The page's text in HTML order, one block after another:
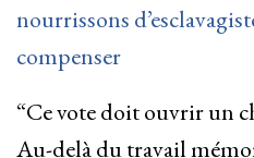
nourrissons
compenser
“Ce vote doit ouvrir un
Au-delà du travail